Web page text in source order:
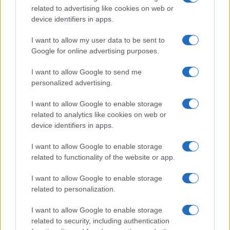
related to advertising like cookies on web or
device identifiers in apps.
I want to allow my user data to be sent to
Google for online advertising purposes.
I want to allow Google to send me
personalized advertising.
I want to allow Google to enable storage
related to analytics like cookies on web or
device identifiers in apps.
I want to allow Google to enable storage
related to functionality of the website or app.
I want to allow Google to enable storage
related to personalization.
I want to allow Google to enable storage
related to security, including authentication
delle forze armate è assegnato al ministro della
Difesa).